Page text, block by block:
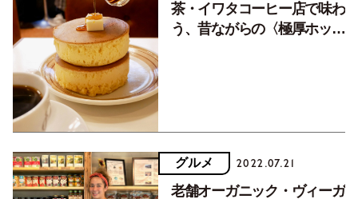
茶・イワタコーヒー店で味わ
う、昔ながらの〈極厚ホット
グルメ 2022.07.21
老舗オーガニック・ヴィーガ